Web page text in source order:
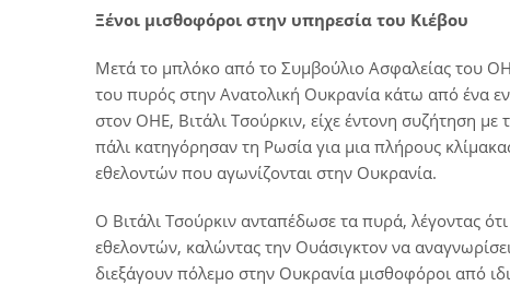
Ξένοι μισθοφόροι στην υπηρεσία του Κιέβου
Μετά το μπλόκο από το Συμβούλιο Ασφαλείας του
του πυρός στην Ανατολική Ουκρανία κάτω από ένα
στον ΟΗΕ, Βιτάλι Τσούρκιν, είχε έντονη συζήτηση
πάλι κατηγόρησαν τη Ρωσία για μια πλήρους
εθελοντών που αγωνίζονται στην Ουκρανία.
Ο Βιτάλι Τσούρκιν ανταπέδωσε τα πυρά, λέγοντας
εθελοντών, καλώντας την Ουάσιγκτον να
διεξάγουν πόλεμο στην Ουκρανία μισθοφόροι από